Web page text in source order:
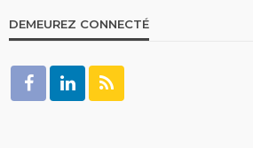
DEMEUREZ CONNECTÉ